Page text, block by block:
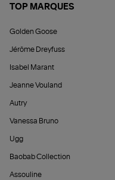
TOP MARQUES
Golden Goose
Jérôme Dreyfuss
Isabel Marant
Jeanne Vouland
Autry
Vanessa Bruno
Ugg
Baobab Collection
Assouline